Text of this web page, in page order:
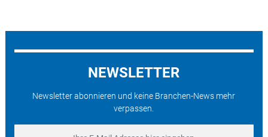
NEWSLETTER
Newsletter abonnieren und keine Branchen-News mehr
verpassen.